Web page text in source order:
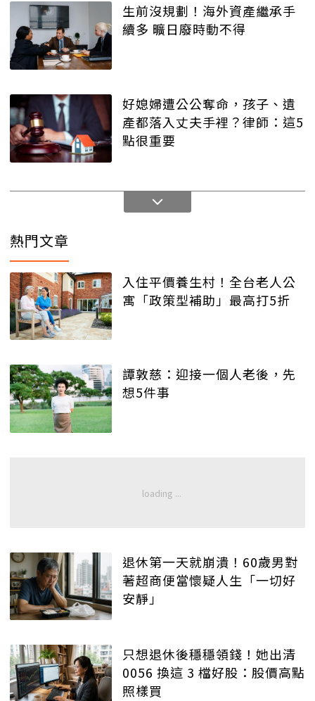
生前沒規劃！海外資產繼承手
續多 曠日廢時動不得
好媳婦遭公公奪命，孩子、遺
產都落入丈夫手裡？律師：這5
點很重要
熱門文章
入住平價養生村！全台老人公
寓「政策型補助」最高打5折
譚敦慈：迎接一個人老後，先
想5件事
退休第一天就崩潰！60歲男對
著超商便當懷疑人生「一切好
安靜」
只想退休後穩穩領錢！她出清
0056 換這 3 檔好股：股價高點
照樣買